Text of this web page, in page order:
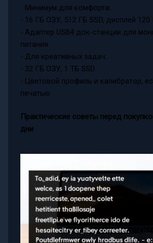
- Минимум для комфорта:
- 16 ГБ ОЗУ, 512 ГБ SSD, дисплей 120
- Адаптер USB4 док-станции для
питания
- Для креативных задач:
- 32 ГБ ОЗУ, 1 ТБ SSD
- Цветовой профиль и калибратор,
печатью
Практические советы перед
дни